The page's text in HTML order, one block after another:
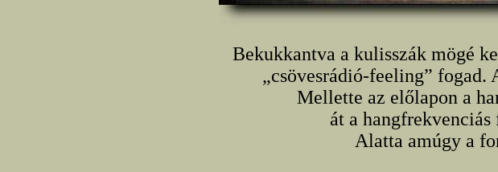
Bekukkantva a kulisszák mögé
„csövesrádió-feeling” fogad.
Mellette az előlapon a
át a
Alatta amúgy a